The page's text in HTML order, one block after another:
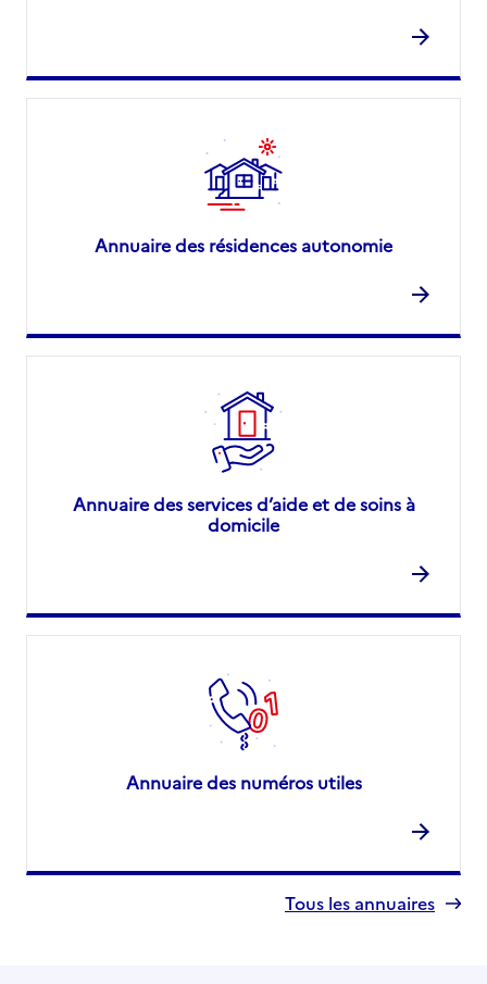
Annuaire des résidences autonomie
Annuaire des services d’aide et de soins à
domicile
Annuaire des numéros utiles
Tous les annuaires